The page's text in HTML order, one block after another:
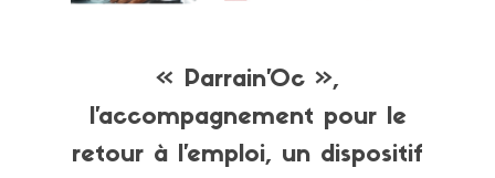
« Parrain’Oc »,
l’accompagnement pour le
retour à l’emploi, un dispositif